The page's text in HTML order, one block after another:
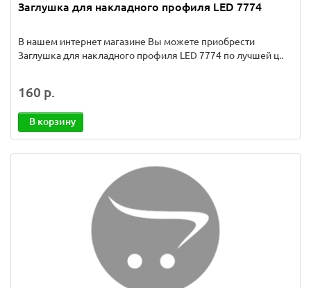
Заглушка для накладного профиля LED 7774
В нашем интернет магазине Вы можете приобрести
Заглушка для накладного профиля LED 7774 по лучшей ц..
160 р.
В корзину